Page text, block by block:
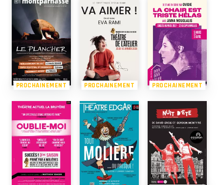
PROCHAINEMENT PROCHAINEMENT PROCHAINEMENT